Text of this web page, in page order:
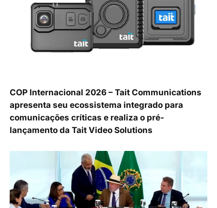
COP Internacional 2026 – Tait Communications
apresenta seu ecossistema integrado para
comunicações críticas e realiza o pré-
lançamento da Tait Video Solutions